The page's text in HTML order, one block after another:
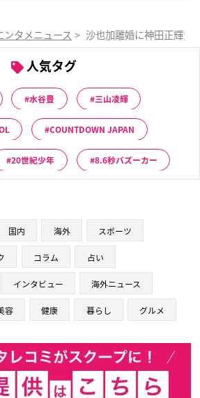
ンタメニュース > 沙也加離婚に神田正輝沈
人気タグ
水谷豊 三山凌輝
COUNTDOWN JAPAN
20世紀少年 8.6秒バズーカー
国内 海外 スポーツ
コラム 占い
インタビュー 海外ニュース
容 健康 暮らし グルメ